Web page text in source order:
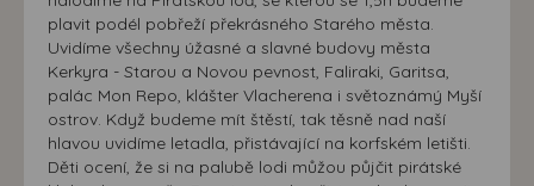
plavit podél pobřeží překrásného Starého města.
Uvidíme všechny úžasné a slavné budovy města
Kerkyra - Starou a Novou pevnost, Faliraki, Garitsa,
palác Mon Repo, klášter Vlacherena i světoznámý Myší
ostrov. Když budeme mít štěstí, tak těsně nad naší
hlavou uvidíme letadla, přistávající na korfském letišti.
Děti ocení, že si na palubě lodi můžou půjčit pirátské